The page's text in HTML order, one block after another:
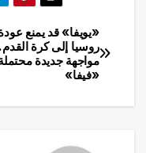
تصفّح
المقالات
«يويفا» قد يمنع
روسيا إلى كرة
مواجهة جديدة
«فيفا»